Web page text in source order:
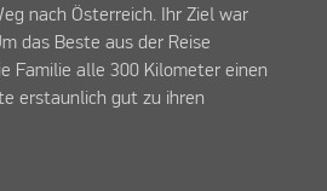
nach Österreich. Ihr Ziel war
das Beste aus der Reise
Familie alle 300 Kilometer einen
erstaunlich gut zu ihren